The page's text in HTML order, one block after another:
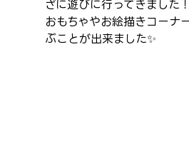
ざに遊びに行ってきました！
おもちゃやお絵描きコーナ
ぶことが出来ました✨️